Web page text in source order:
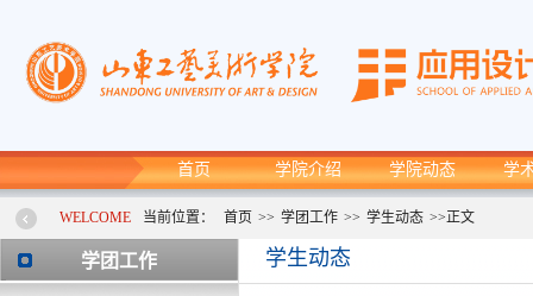
首页 学院介绍 学院动态 学
WELCOME 当前位置： 首页 >> 学团工作 >> 学生动态 >>正文
学团工作 学生动态